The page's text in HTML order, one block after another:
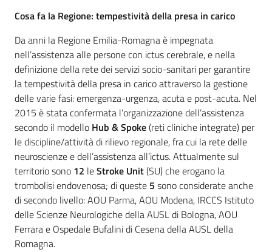
Cosa fa la Regione: tempestività della presa in carico
Da anni la Regione Emilia-Romagna è impegnata
nell’assistenza alle persone con ictus cerebrale, e nella
definizione della rete dei servizi socio-sanitari per garantire
la tempestività della presa in carico attraverso la gestione
delle varie fasi: emergenza-urgenza, acuta e post-acuta. Nel
2015 è stata confermata l’organizzazione dell’assistenza
secondo il modello Hub & Spoke(reti cliniche integrate) per
le discipline/attività di rilievo regionale, fra cui la rete delle
neuroscienze e dell’assistenza all’ictus. Attualmente sul
territorio sono 12 leStroke Unit(SU) che erogano la
trombolisi endovenosa; di queste 5 sono considerate anche
di secondo livello: AOU Parma, AOU Modena, IRCCS Istituto
delle Scienze Neurologiche della AUSL di Bologna, AOU
Ferrara e Ospedale Bufalini di Cesena della AUSL della
Romagna.